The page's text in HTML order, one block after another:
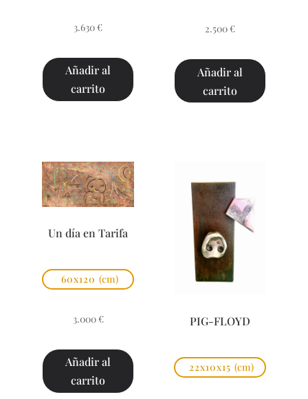
3.630 €
Añadir al
carrito
2.500 €
Añadir al
carrito
Un día en Tarifa
60x120 (cm)
3.000 €
Añadir al
carrito
PIG-FLOYD
22x10x15 (cm)